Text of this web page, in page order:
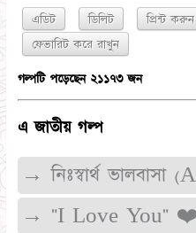
এডিট ডিলিট প্রিন্ট করুন
গল্পটি পড়েছেন ২১১৭৩ জন
এ জাতীয় গল্প
→ নিঃস্বার্থ
→ "I Love You"